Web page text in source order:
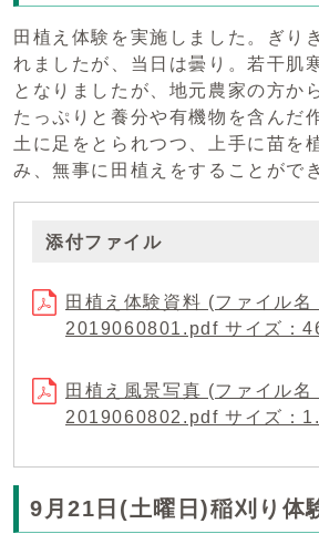
田植え体験を実施しました。ぎり
れましたが、当日は曇り。若干肌
となりましたが、地元農家の方か
たっぷりと養分や有機物を含んだ
土に足をとられつつ、上手に苗を
み、無事に田植えをすることがで
添付ファイル
田植え体験資料 (ファイル名
2019060801.pdf サイズ：
田植え風景写真 (ファイル名
2019060802.pdf サイズ：
9月21日(土曜日)稲刈り体